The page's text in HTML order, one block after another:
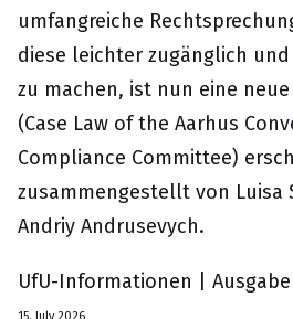
umfangreiche
diese leichter zugänglich
zu machen, ist nun eine
(Case Law of the Aarhus
Compliance Committee)
zusammengestellt von Luisa
Andriy Andrusevych.
UfU-Informationen | Ausgabe